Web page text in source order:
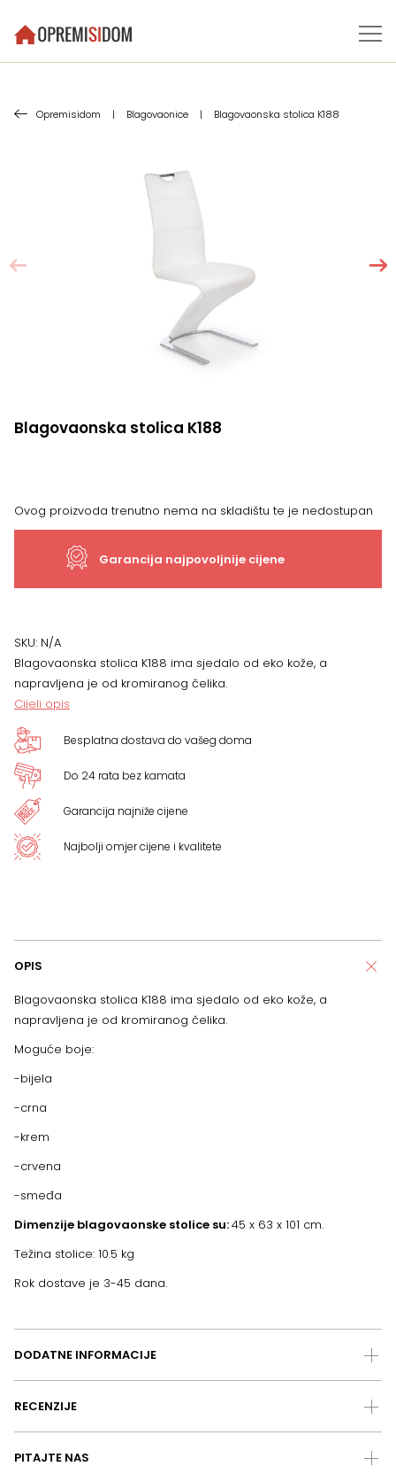
Opremisidom | Blagovaonice | Blagovaonska stolica K188
Blagovaonska stolica K188
Ovog proizvoda trenutno nema na skladištu te je nedostupan
Garancija najpovoljnije cijene
SKU: N/A
Blagovaonska stolica K188 ima sjedalo od eko kože, a
napravljena je od kromiranog čelika.
Cijeli opis
Besplatna dostava do vašeg doma
Do 24 rata bez kamata
Garancija najniže cijene
Najbolji omjer cijene i kvalitete
OPIS
Blagovaonska stolica K188 ima sjedalo od eko kože, a
napravljena je od kromiranog čelika.
Moguće boje:
-bijela
-crna
-krem
-crvena
-smeđa
Dimenzije blagovaonske stolice su:45 x 63 x 101 cm.
Težina stolice: 10.5 kg
Rok dostave je 3-45 dana.
DODATNE INFORMACIJE
RECENZIJE
PITAJTE NAS